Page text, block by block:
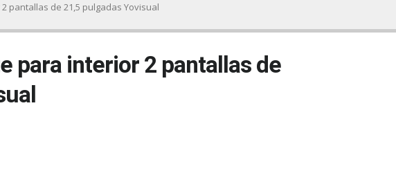
pantallas de 21,5 pulgadas Yovisual
para interior 2 pantallas de